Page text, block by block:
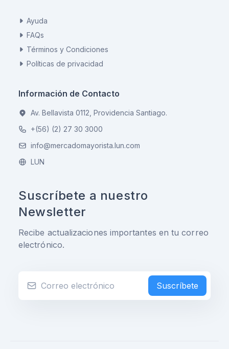
Ayuda
FAQs
Términos y Condiciones
Políticas de privacidad
Información de Contacto
Av. Bellavista 0112, Providencia Santiago.
+(56) (2) 27 30 3000
info@mercadomayorista.lun.com
LUN
Suscríbete a nuestro
Newsletter
Recibe actualizaciones importantes en tu correo
electrónico.
Suscríbete